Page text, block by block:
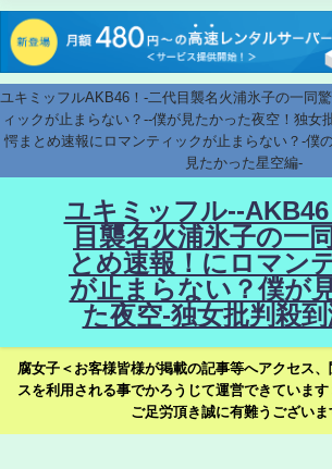
ユキミッフルAKB46！-二代目襲名火浦氷子の一同
ィックが止まらない？--僕が見たかった夜空！独女
愕まとめ速報にロマンティックが止まらない？-僕
見たかった星空編-
ユキミッフル--
目襲名火浦氷子の一
とめ速報！にロマン
が止まらない？僕が
た夜空-独女批判殺
腐女子＜お客様皆様が掲載の記事等へアクセス
スを利用される事でかろうじて運営できていま
ご足労頂き誠に有難うございま